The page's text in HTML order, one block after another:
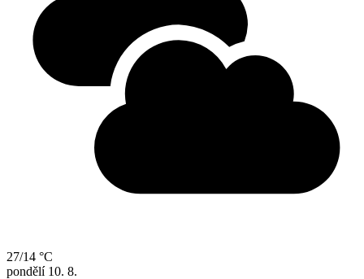
27/14 °C
pondělí 10. 8.